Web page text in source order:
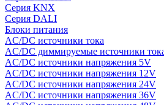
Серия KNX
Серия DALI
Блоки питания
AC/DC источники тока
AC/DC диммируемые источники
AC/DC источники напряжения 5V
AC/DC источники напряжения 12V
AC/DC источники напряжения 24V
AC/DC источники напряжения 36V